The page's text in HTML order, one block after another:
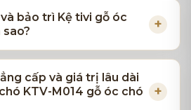
bảo trì Kệ tivi gỗ óc
sao?
cấp và giá trị lâu dài
KTV-M014 gỗ óc chó